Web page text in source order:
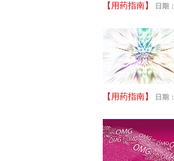
【 用药指南】 日期：
【 用药指南】 日期：